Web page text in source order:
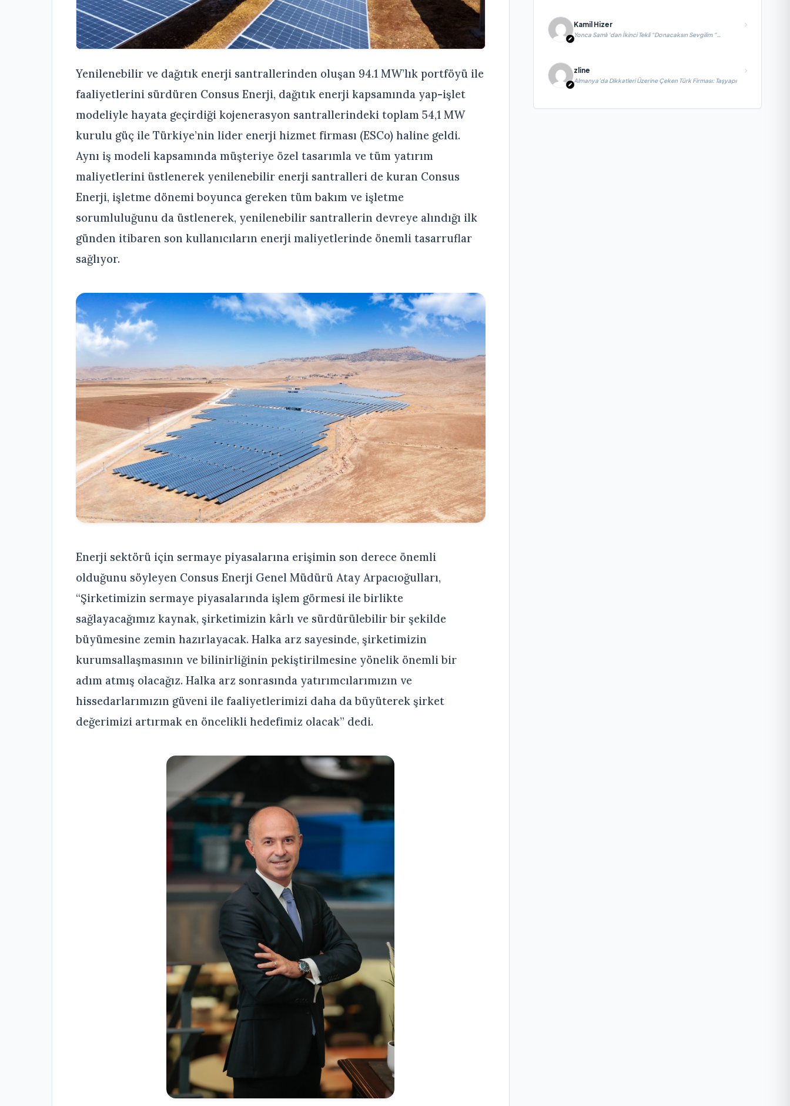
Yenilenebilir ve dağıtık enerji santrallerinden oluşan 94.1 MW’lık portföyü ile
faaliyetlerini sürdüren Consus Enerji, dağıtık enerji kapsamında yap-işlet
modeliyle hayata geçirdiği kojenerasyon santrallerindeki toplam 54,1 MW
kurulu güç ile Türkiye’nin lider enerji hizmet firması (ESCo) haline geldi.
Aynı iş modeli kapsamında müşteriye özel tasarımla ve tüm yatırım
maliyetlerini üstlenerek yenilenebilir enerji santralleri de kuran Consus
Enerji, işletme dönemi boyunca gereken tüm bakım ve işletme
sorumluluğunu da üstlenerek, yenilenebilir santrallerin devreye alındığı ilk
günden itibaren son kullanıcıların enerji maliyetlerinde önemli tasarruflar
sağlıyor.
Enerji sektörü için sermaye piyasalarına erişimin son derece önemli
olduğunu söyleyen Consus Enerji Genel Müdürü Atay Arpacıoğulları,
“Şirketimizin sermaye piyasalarında işlem görmesi ile birlikte
sağlayacağımız kaynak, şirketimizin kârlı ve sürdürülebilir bir şekilde
büyümesine zemin hazırlayacak. Halka arz sayesinde, şirketimizin
kurumsallaşmasının ve bilinirliğinin pekiştirilmesine yönelik önemli bir
adım atmış olacağız. Halka arz sonrasında yatırımcılarımızın ve
hissedarlarımızın güveni ile faaliyetlerimizi daha da büyüterek şirket
değerimizi artırmak en öncelikli hedefimiz olacak” dedi.
Kamil Hizer
Yonca Samlı ‘dan İkinci Tekli “Donacaksın Sevgilim “
yayımlandı
zline
Almanya’da Dikkatleri Üzerine Çeken Türk Firması: Taşyapı